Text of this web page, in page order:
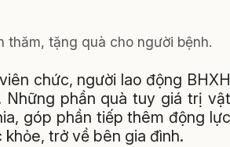
thăm, tặng quà cho người bệnh.
chức, người lao động BHXH
Những phần quà tuy giá trị vật
góp phần tiếp thêm động lực
trở về bên gia đình.